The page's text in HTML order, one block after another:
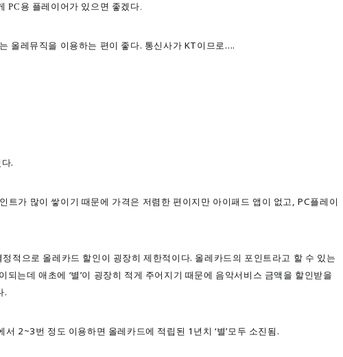
PC용 플레이어가 있으면 좋겠다.
올레뮤직을 이용하는 편이 좋다. 통신사가 KT이므로….
.
트가 많이 쌓이기 때문에 가격은 저렴한 편이지만 아이패드 앱이 없고, PC플레이
적으로 올레카드 할인이 굉장히 제한적이다. 올레카드의 포인트라고 할 수 있는
되는데 애초에 ‘별’이 굉장히 적게 주어지기 때문에 음악서비스 금액을 할인받을
.
2~3번 정도 이용하면 올레카드에 적립된 1년치 ‘별’모두 소진됨.